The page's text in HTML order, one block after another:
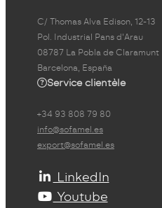
C/ Thomas Alva Edison, 12-13
Pol. Industrial Pans d'Arau
08787 La Pobla de Claramunt
Barcelona, España
Service clientèle
+34 93 808 79 80
info@sofamel.es
export@sofamel.es
LinkedIn
Youtube